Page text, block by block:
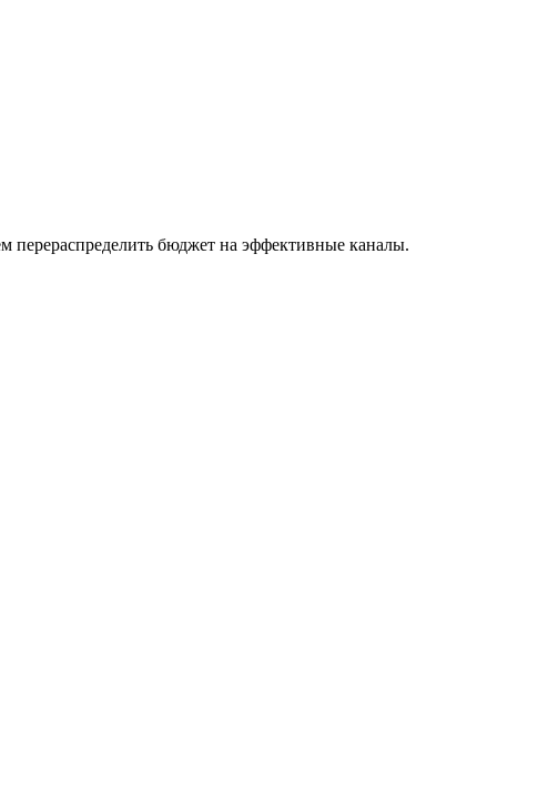
перераспределить бюджет на эффективные каналы.